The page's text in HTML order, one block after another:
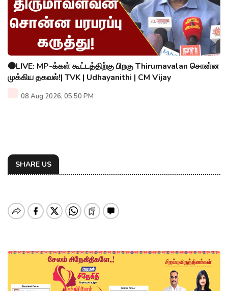
🔴LIVE: MP-க்கள் கூட்டத்திற்கு பிறகு Thirumavalan சொன்ன
முக்கிய தகவல்!| TVK | Udhayanithi | CM Vijay
08 Aug 2026, 05:50 PM
SHARE US